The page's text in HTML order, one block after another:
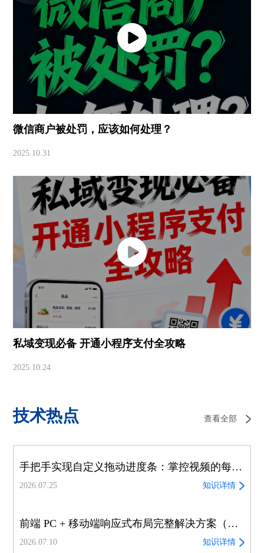
微信商户被处罚，应该如何处理？
2025.10.31
私域变现必备 开通小程序支付全攻略
2025.10.24
技术热点 查看全部
手把手实现自定义拖动进度条：掌控视频的每一帧
2026.07.25 知识详情
前端 PC + 移动端响应式布局完整解决方案（适配、踩坑、通用实践）
2026.07.10 知识详情